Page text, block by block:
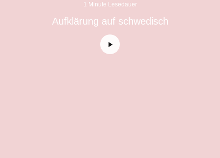
1 Minute Lesedauer
Aufklärung auf schwedisch